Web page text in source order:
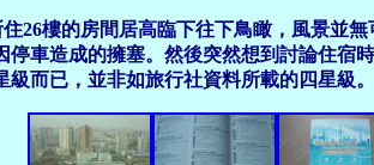
26樓的房間居高臨下往下鳥瞰，風景並
車造成的擁塞。然後突然想到討論住宿
而已，並非如旅行社資料所載的四星級。